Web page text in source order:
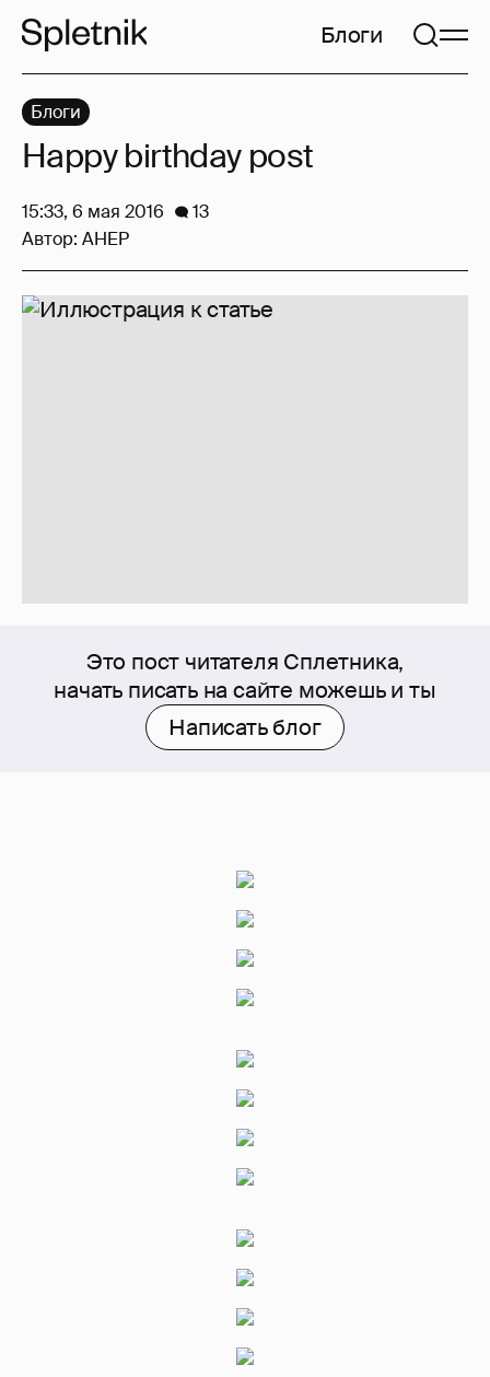
Блоги
Это пост читателя Сплетника,
начать писать на сайте можешь и ты
Написать блог
Блоги
Happy birthday post
15:33, 6 мая 2016
13
Автор: AHEP